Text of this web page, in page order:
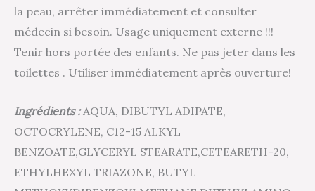
la peau, arrêter immédiatement et consulter
médecin si besoin. Usage uniquement externe !!!
Tenir hors portée des enfants. Ne pas jeter dans les
toilettes . Utiliser immédiatement après ouverture!
Ingrédients :AQUA, DIBUTYL ADIPATE,
OCTOCRYLENE, C12-15 ALKYL
BENZOATE,GLYCERYL STEARATE,CETEARETH-20,
ETHYLHEXYL TRIAZONE, BUTYL